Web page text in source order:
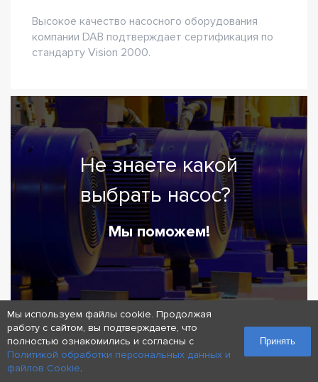
Высокое качество насосного оборудования
компании DAB подтверждает сертификация по
стандарту Vision 2000.
Не знаете какой
выбрать насос?
Мы поможем!
Оставить заявку
Мы используем файлы cookie. Продолжая
работу с сайтом, вы подтверждаете, что
полностью ознакомились и согласны с
Политикой обработки персональных данных и
файлов Cookie.
Принять